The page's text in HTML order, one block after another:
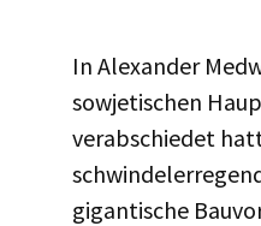
In Alexander
sowjetischen
verabschiedet
gigantische